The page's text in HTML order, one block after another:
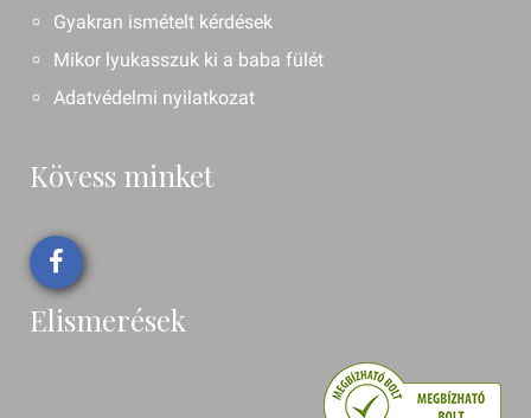
Gyakran ismételt kérdések
Mikor lyukasszuk ki a baba fülét
Adatvédelmi nyilatkozat
Kövess minket
Elismerések